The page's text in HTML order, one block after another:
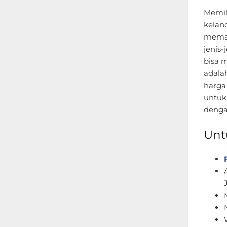
jenis-
bisa